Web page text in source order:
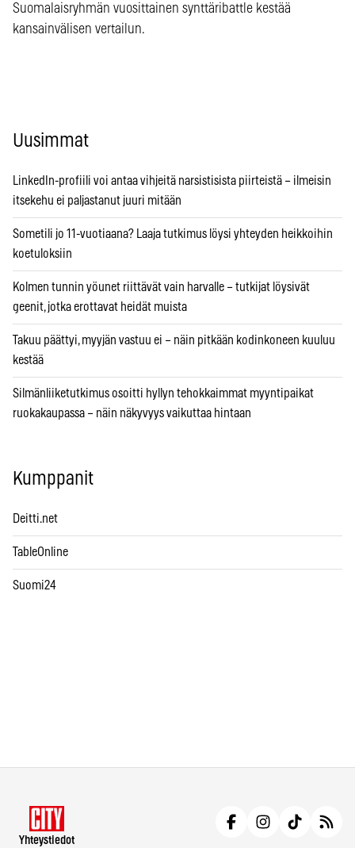
Suomalaisryhmän vuosittainen synttäribattle kestää
kansainvälisen vertailun.
Uusimmat
LinkedIn-profiili voi antaa vihjeitä narsistisista piirteistä – ilmeisin
itsekehu ei paljastanut juuri mitään
Sometili jo 11-vuotiaana? Laaja tutkimus löysi yhteyden heikkoihin
koetuloksiin
Kolmen tunnin yöunet riittävät vain harvalle – tutkijat löysivät
geenit, jotka erottavat heidät muista
Takuu päättyi, myyjän vastuu ei – näin pitkään kodinkoneen kuuluu
kestää
Silmänliiketutkimus osoitti hyllyn tehokkaimmat myyntipaikat
ruokakaupassa – näin näkyvyys vaikuttaa hintaan
Kumppanit
Deitti.net
TableOnline
Suomi24
Yhteystiedot